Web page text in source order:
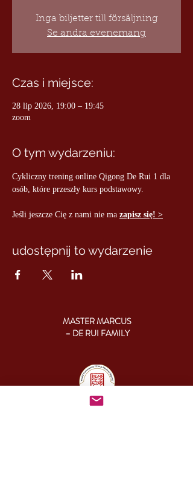
Inga biljetter till försäljning
Se andra evenemang
Czas i miejsce:
28 lip 2026, 19:00 – 19:45
zoom
O tym wydarzeniu:
Cykliczny trening online Qigong De Rui 1 dla
osób, które przeszły kurs podstawowy.
Jeśli jeszcze Cię z nami nie ma zapisz się! >
udostępnij to wydarzenie
MASTER MARCUS
– DE RUI FAMILY